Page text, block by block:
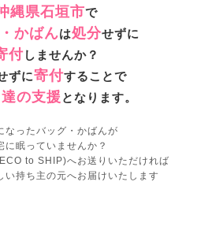
縄県石垣市で
かばんは処分せずに
付しませんか？
ずに寄付することで
の支援 となります。
なったバッグ・かばんが
に眠っていませんか？
to SHIP)へお送りいただければ
い持ち主の元へお届けいたします